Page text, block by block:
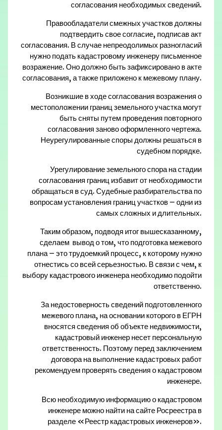
согласования необходимых сведений.
Правообладатели смежных участков должны
подтвердить свое согласие, подписав акт
согласования. В случае непреодолимых разногласий
нужно подать кадастровому инженеру письменное
возражение. Оно должно быть зафиксировано в акте
согласования, а также приложено к межевому плану.
Возникшие в ходе согласования возражения о
местоположении границ земельного участка могут
быть сняты путем проведения повторного
согласования заново оформленного чертежа.
Неурегулированные споры должны решаться в
судебном порядке.
Урегулирование земельного спора на стадии
согласования границ избавит от необходимости
обращаться в суд. Судебные разбирательства по
вопросам установления границ участков – одни из
самых сложных и длительных.
Таким образом, подводя итог вышесказанному,
сделаем вывод о том, что подготовка межевого
плана – это трудоемкий процесс, к которому нужно
отнестись со всей серьезностью. В связи с чем, к
выбору кадастрового инженера необходимо подойти
ответственно.
За недостоверность сведений подготовленного
межевого плана, на основании которого в ЕГРН
вносятся сведения об объекте недвижимости,
кадастровый инженер несет персональную
ответственность. Поэтому перед заключением
договора на выполнение кадастровых работ
рекомендуем проверять сведения о кадастровом
инженере.
Всю необходимую информацию о кадастровом
инженере можно найти на сайте Росреестра в
разделе «Реестр кадастровых инженеров».